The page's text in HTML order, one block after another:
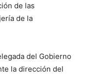
de las
de la
del Gobierno
la dirección del